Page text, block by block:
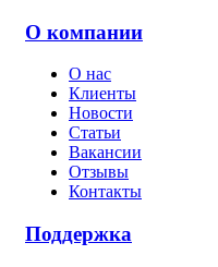
О компании
О нас
Клиенты
Новости
Статьи
Вакансии
Отзывы
Контакты
Поддержка